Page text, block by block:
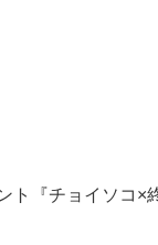
ト『チョイソコ×